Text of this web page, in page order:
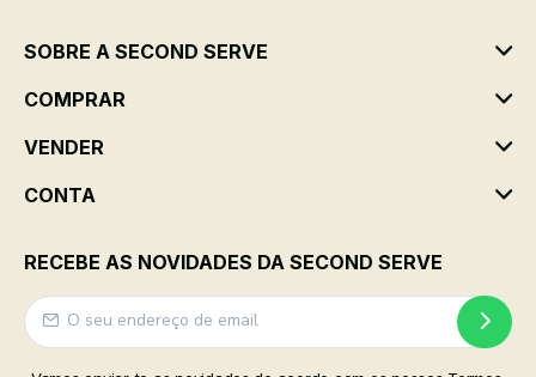
SOBRE A SECOND SERVE
COMPRAR
VENDER
CONTA
RECEBE AS NOVIDADES DA SECOND SERVE